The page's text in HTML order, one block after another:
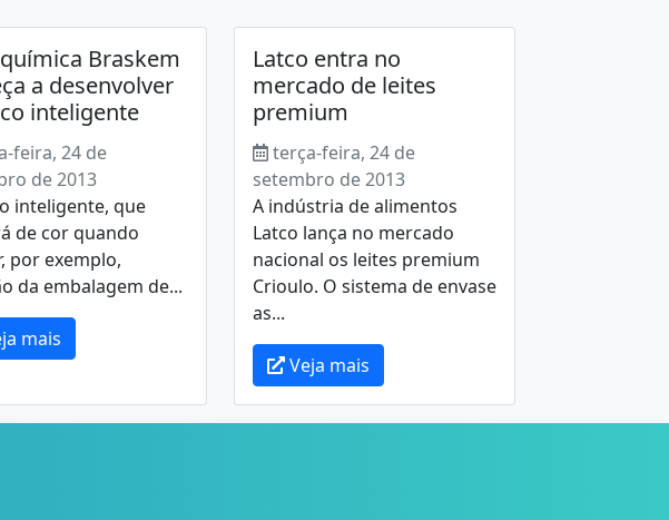
Braskem
a desenvolver
inteligente
feira, 24 de
de 2013
inteligente, que
de cor quando
por exemplo,
da embalagem de...
mais
Latco entra no
mercado de leites
premium
terça-feira, 24 de
setembro de 2013
A indústria de alimentos
Latco lança no mercado
nacional os leites premium
Crioulo. O sistema de envase
as...
Veja mais